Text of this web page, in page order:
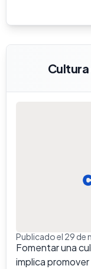
Publicado el 29 de
Fomentar una
implica